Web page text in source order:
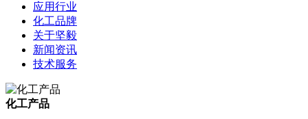
应用行业
化工品牌
关于坚毅
新闻资讯
技术服务
化工产品